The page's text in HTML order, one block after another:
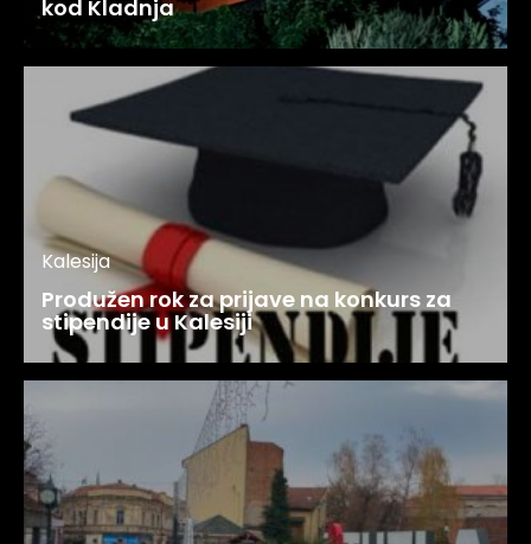
kod Kladnja
Kalesija
Produžen rok za prijave na konkurs za
stipendije u Kalesiji